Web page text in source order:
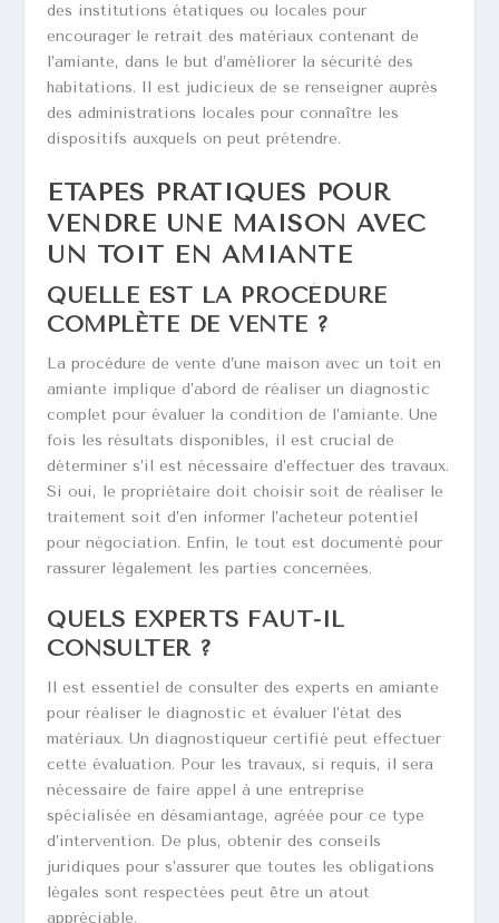
des institutions étatiques ou locales pour
encourager le retrait des matériaux contenant de
l’amiante, dans le but d’améliorer la sécurité des
habitations. Il est judicieux de se renseigner auprès
des administrations locales pour connaître les
dispositifs auxquels on peut prétendre.
ÉTAPES PRATIQUES POUR
VENDRE UNE MAISON AVEC
UN TOIT EN AMIANTE
QUELLE EST LA PROCÉDURE
COMPLÈTE DE VENTE ?
La procédure de vente d’une maison avec un toit en
amiante implique d’abord de réaliser un diagnostic
complet pour évaluer la condition de l’amiante. Une
fois les résultats disponibles, il est crucial de
déterminer s’il est nécessaire d’effectuer des travaux.
Si oui, le propriétaire doit choisir soit de réaliser le
traitement soit d’en informer l’acheteur potentiel
pour négociation. Enfin, le tout est documenté pour
rassurer légalement les parties concernées.
QUELS EXPERTS FAUT-IL
CONSULTER ?
Il est essentiel de consulter des experts en amiante
pour réaliser le diagnostic et évaluer l’état des
matériaux. Un diagnostiqueur certifié peut effectuer
cette évaluation. Pour les travaux, si requis, il sera
nécessaire de faire appel à une entreprise
spécialisée en désamiantage, agréée pour ce type
d’intervention. De plus, obtenir des conseils
juridiques pour s’assurer que toutes les obligations
légales sont respectées peut être un atout
appréciable.